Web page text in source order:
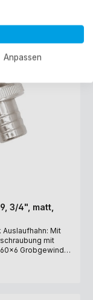
3/4", matt,
Auslaufhahn: Mit
mit
Grobgewinde
Lieferumfang:
Anpassen